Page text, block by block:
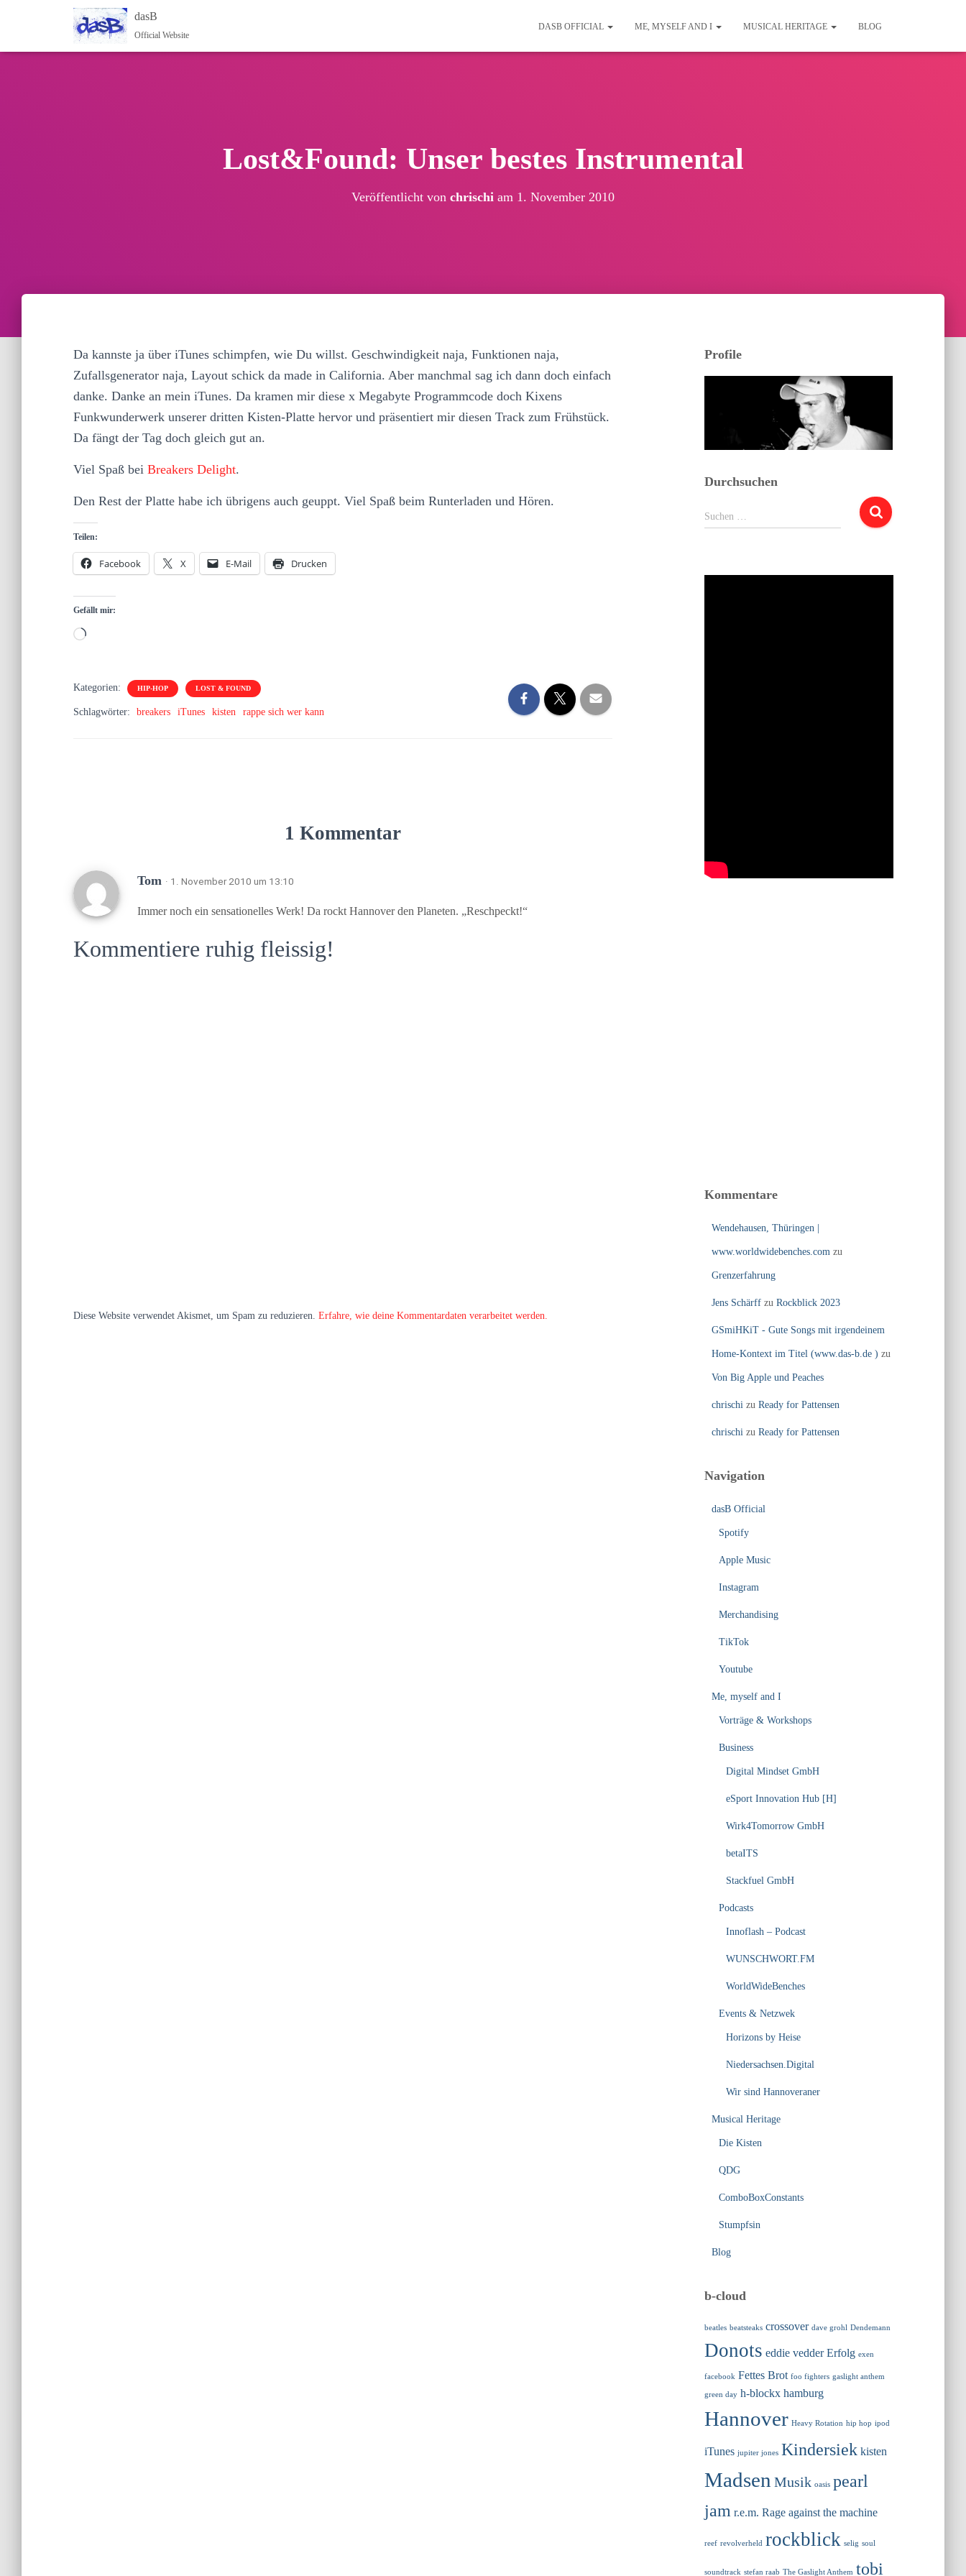
dasB
Official Website
DASB OFFICIAL ME, MYSELF AND I MUSICAL HERITAGE BLOG
Lost&Found: Unser bestes Instrumental
Veröffentlicht von chrischi am 1. November 2010
Da kannste ja über iTunes schimpfen, wie Du willst. Geschwindigkeit naja, Funktionen naja,
Zufallsgenerator naja, Layout schick da made in California. Aber manchmal sag ich dann doch einfach
danke. Danke an mein iTunes. Da kramen mir diese x Megabyte Programmcode doch Kixens
Funkwunderwerk unserer dritten Kisten-Platte hervor und präsentiert mir diesen Track zum Frühstück.
Da fängt der Tag doch gleich gut an.
Viel Spaß bei Breakers Delight.
Den Rest der Platte habe ich übrigens auch geuppt. Viel Spaß beim Runterladen und Hören.
Teilen:
Facebook X E-Mail Drucken
Gefällt mir:
Wird
Kategorien: HIP-HOP LOST & FOUND
Schlagwörter: breakers iTunes kisten rappe sich wer kann
1 Kommentar
Tom · 1. November 2010 um 13:10
Immer noch ein sensationelles Werk! Da rockt Hannover den Planeten. „Reschpeckt!“
Kommentiere ruhig fleissig!
Diese Website verwendet Akismet, um Spam zu reduzieren. Erfahre, wie deine Kommentardaten verarbeitet werden.
Profile
Durchsuchen
nach:
Suchen …
Kommentare
Wendehausen, Thüringen |
www.worldwidebenches.com zu
Grenzerfahrung
Jens Schärffzu Rockblick 2023
GSmiHKiT - Gute Songs mit irgendeinem
Home-Kontext im Titel (www.das-b.de ) zu
Von Big Apple und Peaches
chrischi zu Ready for Pattensen
chrischi zu Ready for Pattensen
Navigation
dasB Official
Spotify
Apple Music
Instagram
Merchandising
TikTok
Youtube
Me, myself and I
Vorträge & Workshops
Business
Digital Mindset GmbH
eSport Innovation Hub [H]
Wirk4Tomorrow GmbH
betaITS
Stackfuel GmbH
Podcasts
Innoflash – Podcast
WUNSCHWORT.FM
WorldWideBenches
Events & Netzwek
Horizons by Heise
Niedersachsen.Digital
Wir sind Hannoveraner
Musical Heritage
Die Kisten
QDG
ComboBoxConstants
Stumpfsin
Blog
b-cloud
beatles beatsteaks crossover dave grohl Dendemann
Donots eddie vedder Erfolg exen
facebook Fettes Brot foo fighters gaslight anthem
green day h-blockx hamburg
Hannover Heavy Rotation hip hop ipod
iTunes jupiter jones Kindersiek kisten
Madsen Musik oasis pearl
jam r.e.m. Rage against the machine
reef revolverheld rockblick selig soul
soundtrack stefan raab The Gaslight Anthem tobi